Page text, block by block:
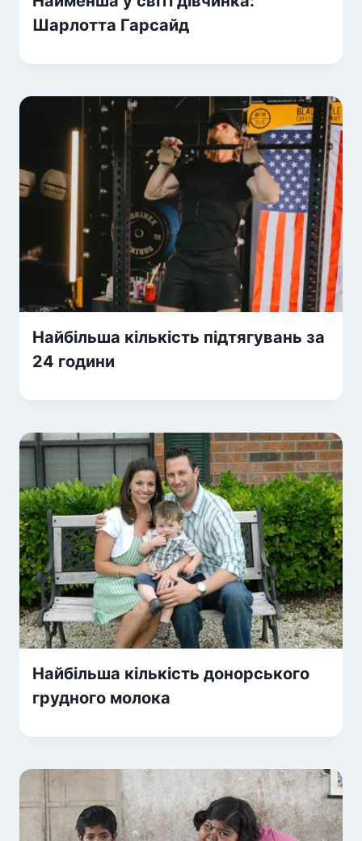
Шарлотта Гарсайд
Найбільша кількість підтягувань за
24 години
Найбільша кількість донорського
грудного молока